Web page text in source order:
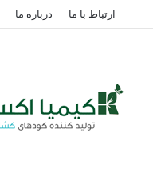
ارتباط با ما درباره ما